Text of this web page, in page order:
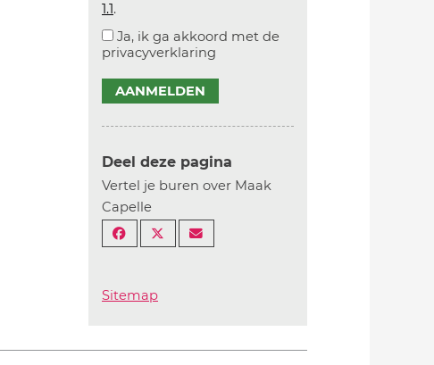
1.1.
Ja, ik ga akkoord met de
privacyverklaring
AANMELDEN
Deel deze pagina
Vertel je buren over Maak
Capelle
Sitemap